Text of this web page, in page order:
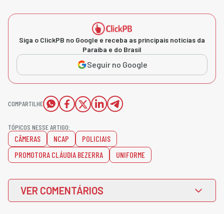
Siga o ClickPB no Google e receba as principais notícias da
Paraíba e do Brasil
Seguir no Google
COMPARTILHE
TÓPICOS NESSE ARTIGO:
CÂMERAS NCAP
POLICIAIS
PROMOTORA CLÁUDIA BEZERRA
UNIFORME
VER COMENTÁRIOS